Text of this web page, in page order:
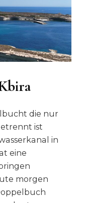
die nur
ist
in
eine
morgen